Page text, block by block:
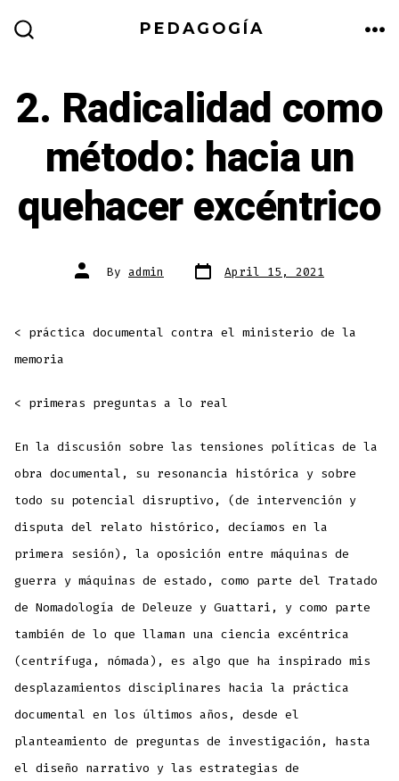
PEDAGOGÍA
2. Radicalidad como
método: hacia un
quehacer excéntrico
Post
author
By admin Post
date April 15, 2021
< práctica documental contra el ministerio de la
memoria
< primeras preguntas a lo real
En la discusión sobre las tensiones políticas de la
obra documental, su resonancia histórica y sobre
todo su potencial disruptivo, (de intervención y
disputa del relato histórico, decíamos en la
primera sesión), la oposición entre máquinas de
guerra y máquinas de estado, como parte del Tratado
de Nomadología de Deleuze y Guattari, y como parte
también de lo que llaman una ciencia excéntrica
(centrífuga, nómada), es algo que ha inspirado mis
desplazamientos disciplinares hacia la práctica
documental en los últimos años, desde el
planteamiento de preguntas de investigación, hasta
el diseño narrativo y las estrategias de